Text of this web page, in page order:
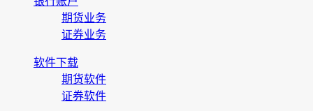
期货业务
证券业务
软件下载
期货软件
证券软件